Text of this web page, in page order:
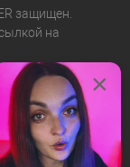
защищен.
на
×